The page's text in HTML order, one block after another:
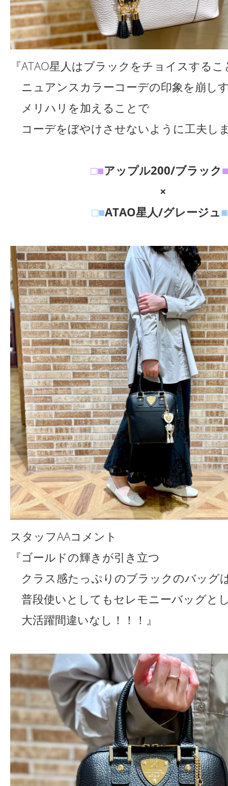
『ATAO星人はブラックをチョイスする
ニュアンスカラーコーデの印象を崩し
メリハリを加えることで
コーデをぼやけさせないように工夫し
□■アップル200/ブラック
×
□■ATAO星人/グレージュ
スタッフAAコメント
『ゴールドの輝きが引き立つ
クラス感たっぷりのブラックのバッグ
普段使いとしてもセレモニーバッグと
大活躍間違いなし！！！』